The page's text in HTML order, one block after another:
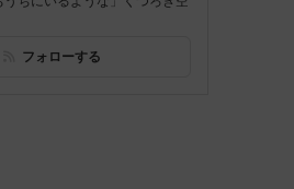
フォローする